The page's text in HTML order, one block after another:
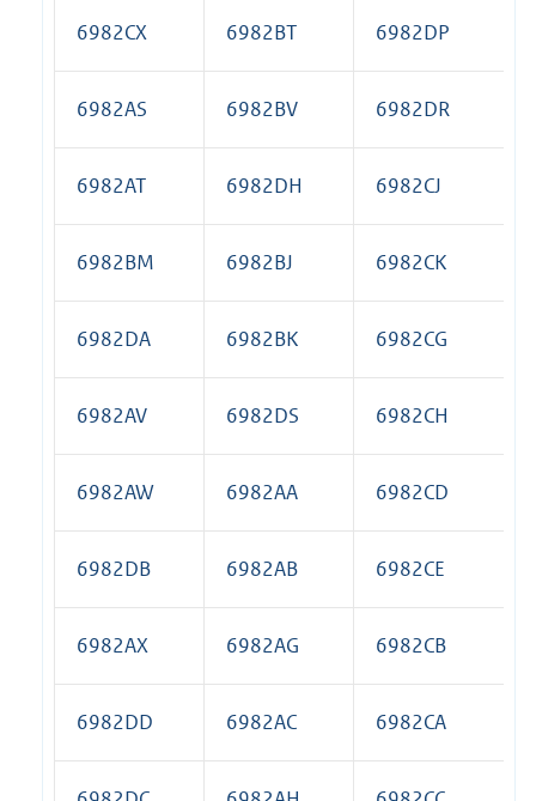
6982CX 6982BT 6982DP
6982AS 6982BV 6982DR
6982AT 6982DH 6982CJ
6982BM 6982BJ 6982CK
6982DA 6982BK 6982CG
6982AV 6982DS 6982CH
6982AW 6982AA 6982CD
6982DB 6982AB 6982CE
6982AX 6982AG 6982CB
6982DD 6982AC 6982CA